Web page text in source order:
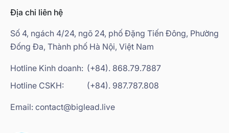
Địa chỉ liên hệ
Số 4, ngách 4/24, ngõ 24, phố Đặng Tiến Đông, Phường
Đống Đa, Thành phố Hà Nội, Việt Nam
Hotline Kinh doanh: (+84). 868.79.7887
Hotline CSKH:
(+84). 987.787.808
Email: contact@biglead.live